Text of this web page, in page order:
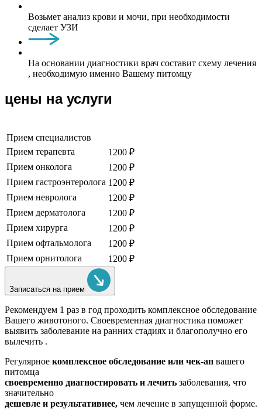
Возьмет анализ крови и мочи, при необходимости
сделает УЗИ
На основании диагностики врач составит схему лечения
, необходимую именно Вашему питомцу
цены на услуги
Прием специалистов
Прием терапевта
1200 ₽
Прием онколога
1200 ₽
Прием гастроэнтеролога 1200 ₽
Прием невролога
1200 ₽
Прием дерматолога
1200 ₽
Прием хирурга
1200 ₽
Прием офтальмолога
1200 ₽
Прием орнитолога
1200 ₽
Записаться на прием
Рекомендуем 1 раз в год проходить комплексное обследование
Вашего животоного. Своевременная диагностика поможет
выявить заболевание на ранних стадиях и благополучно его
вылечить .
Регулярное комплексное обследование или чек-ап вашего
питомца
своевременно диагностировать и лечить заболевания, что
значительно
дешевле и результативнее, чем лечение в запущенной форме.